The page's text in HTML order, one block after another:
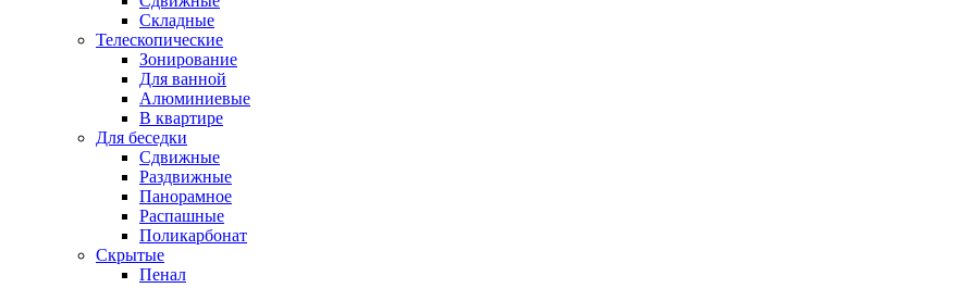
Складные
Телескопические
Зонирование
Для ванной
Алюминиевые
В квартире
Для беседки
Сдвижные
Раздвижные
Панорамное
Распашные
Поликарбонат
Скрытые
Пенал